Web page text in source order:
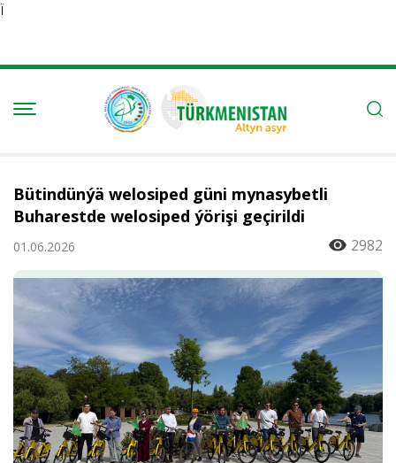
Ï
Bütindünýä welosiped güni mynasybetli
Buharestde welosiped ýörişi geçirildi
01.06.2026 2982